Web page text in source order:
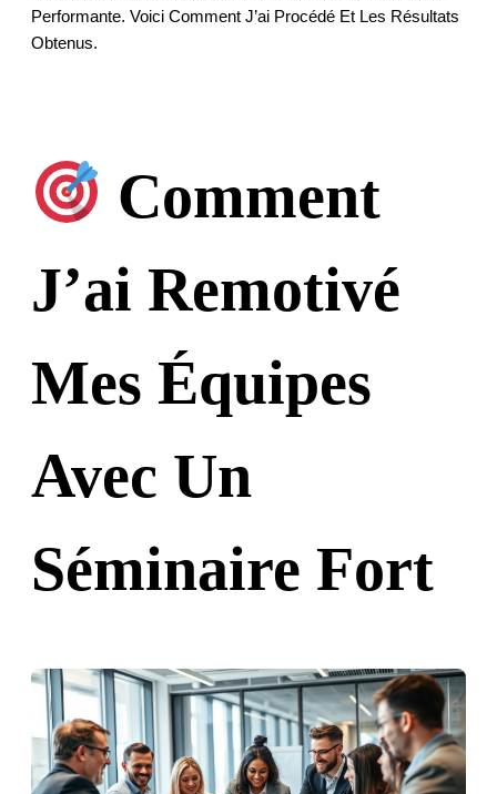
Performante. Voici Comment J’ai Procédé Et Les Résultats
Obtenus.
Comment
J’ai Remotivé
Mes Équipes
Avec Un
Séminaire Fort